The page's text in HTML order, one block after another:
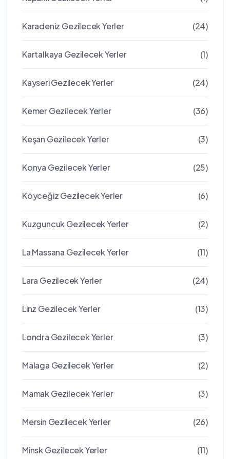
Karadeniz Gezilecek Yerler (24)
Kartalkaya Gezilecek Yerler (1)
Kayseri Gezilecek Yerler (24)
Kemer Gezilecek Yerler (36)
Keşan Gezilecek Yerler (3)
Konya Gezilecek Yerler (25)
Köyceğiz Gezilecek Yerler (6)
Kuzguncuk Gezilecek Yerler (2)
La Massana Gezilecek Yerler (11)
Lara Gezilecek Yerler (24)
Linz Gezilecek Yerler (13)
Londra Gezilecek Yerler (3)
Malaga Gezilecek Yerler (2)
Mamak Gezilecek Yerler (3)
Mersin Gezilecek Yerler (26)
Minsk Gezilecek Yerler (11)